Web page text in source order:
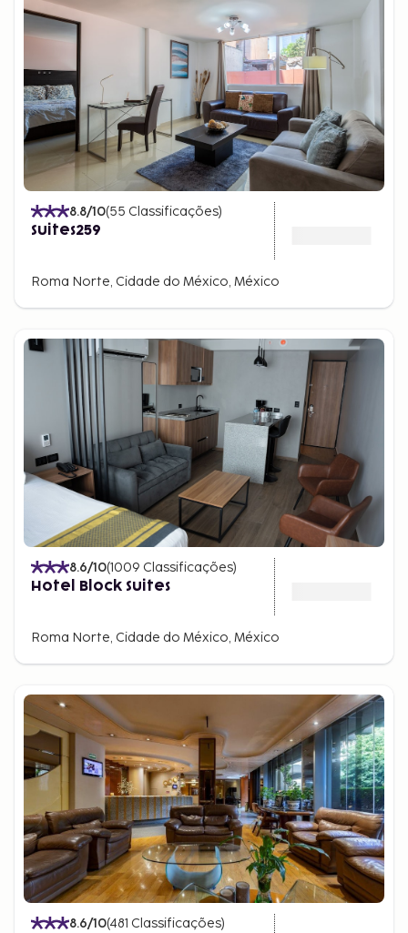
8.8/10(55 Classificações)
Suites259
Roma Norte, Cidade do México, México
8.6/10(1009 Classificações)
Hotel Block Suites
Roma Norte, Cidade do México, México
8.6/10(481 Classificações)